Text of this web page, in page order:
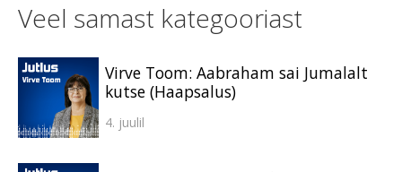
Veel samast kategooriast
Virve Toom: Aabraham sai Jumalalt
kutse (Haapsalus)
4. juulil